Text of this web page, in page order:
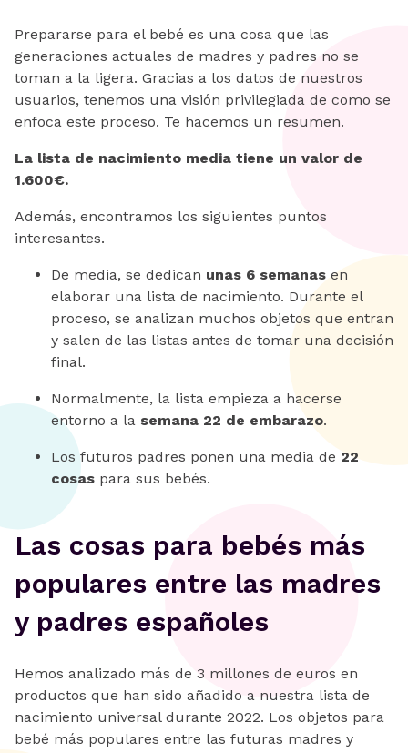
Prepararse para el bebé es una cosa que las
generaciones actuales de madres y padres no se
toman a la ligera. Gracias a los datos de nuestros
usuarios, tenemos una visión privilegiada de como se
enfoca este proceso. Te hacemos un resumen.
La lista de nacimiento media tiene un valor de
1.600€.
Además, encontramos los siguientes puntos
interesantes.
De media, se dedican unas 6 semanas en
elaborar una lista de nacimiento. Durante el
proceso, se analizan muchos objetos que entran
y salen de las listas antes de tomar una decisión
final.
Normalmente, la lista empieza a hacerse
entorno a la semana 22 de embarazo.
Los futuros padres ponen una media de 22
cosas para sus bebés.
Las cosas para bebés más
populares entre las madres
y padres españoles
Hemos analizado más de 3 millones de euros en
productos que han sido añadido a nuestra lista de
nacimiento universal durante 2022. Los objetos para
bebé más populares entre las futuras madres y